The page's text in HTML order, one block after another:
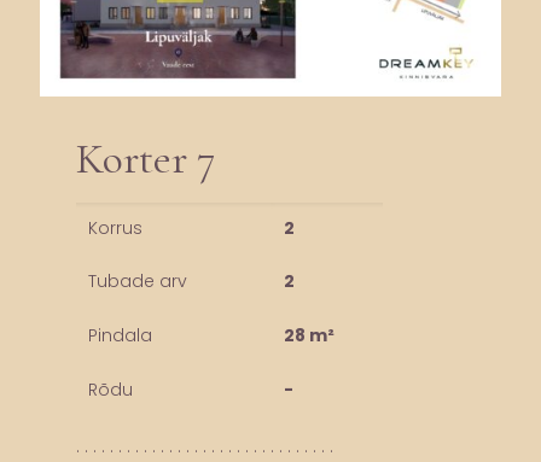
Korter 7
Korrus 2
Tubade arv 2
Pindala 28 m²
Rõdu -
. . . . . . . . . . . . . . . . . . . . . . . . . . . . . . .